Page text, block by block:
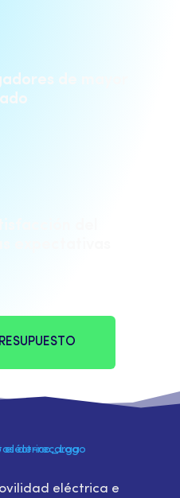
de mayor
del
expectativas
eléctrica e